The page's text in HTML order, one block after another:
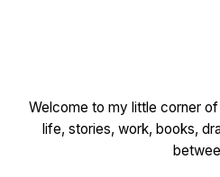
Welcome to my little corner
life, stories, work, books,